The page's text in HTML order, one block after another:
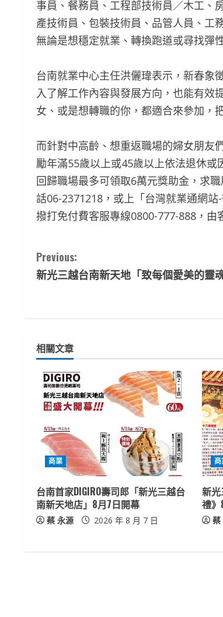
事員、餐務員、工程部技術員／木工、
產技術員、包裝技術員、品管人員、工
無論是想穩定就業、轉換跑道或尋找彈
台南就業中心主任洪儷瑋表示，新春象
入了解工作內容與發展方向，也能有效
女、或是想轉職的你，都適合來參加，
而針對中高齡、想重返職場的婦女朋友
勵年滿55歲以上或45歲以上依法退休或
回歸職場最多可領取6萬元獎助金，求
話06-2371218，或上「台灣就業通網站
撥打免付費客服專線0800-777-888，由
C
o
i
n
u
e
R
e
a
d
Previous:
新光三越台南新天地「致每個愛美的靈魂
相關文章
商業
台南首家DIGIRO壽司郎「新光三越台
南新天地店」8月7日開幕
蔡 永源 2026 年 8 月 7 日
商
新
禮
蔡